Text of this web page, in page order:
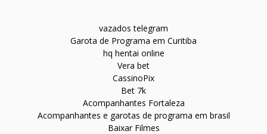
vazados telegram
Garota de Programa em Curitiba
hq hentai online
Vera bet
CassinoPix
Bet 7k
Acompanhantes Fortaleza
Acompanhantes e garotas de programa em brasil
Baixar Filmes